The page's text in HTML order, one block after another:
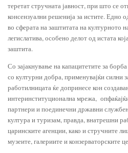
теретат стручната јавност, при што се
консензуални решенија за истите. Едно
во сферата на заштитата на културното
легислатива, особено делот од истата
заштита.
Со зајакнување на капацитетите за
со културни добра, применувајќи силни
работилницата ќе допринесе кон
интеринституционална мрежа,
партнери и поединечни државни
култура и туризам, правда, внатрешни
царинските агенции, како и стручните
музеите, галериите и конзерваторските